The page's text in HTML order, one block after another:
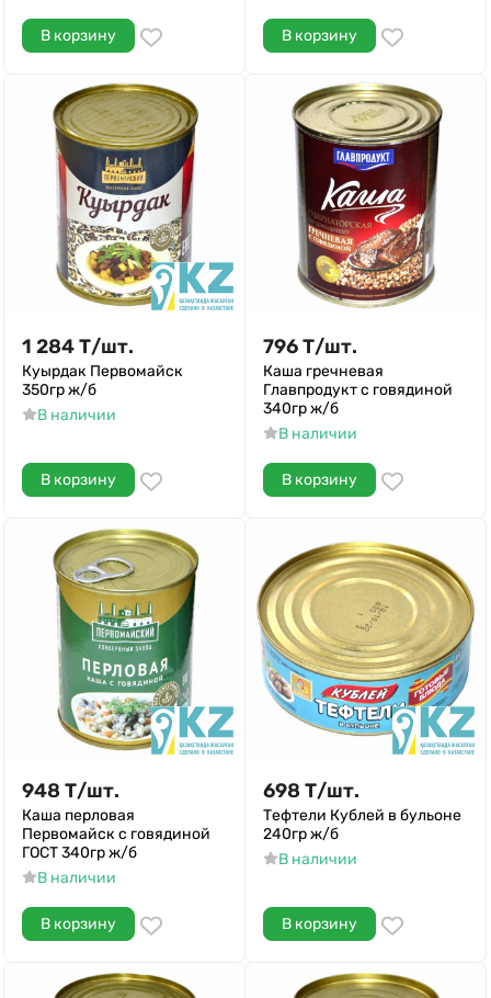
В корзину В корзину
1 284Т/шт.
Куырдак Первомайск
350гр ж/б
В наличии
В корзину
796Т/шт.
Каша гречневая
Главпродукт с говядиной
340гр ж/б
В наличии
В корзину
948 Т/шт.
Каша перловая
Первомайск с говядиной
ГОСТ 340гр ж/б
В наличии
В корзину
698 Т/шт.
Тефтели Кублей в бульоне
240гр ж/б
В наличии
В корзину